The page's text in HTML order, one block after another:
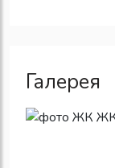
Галерея